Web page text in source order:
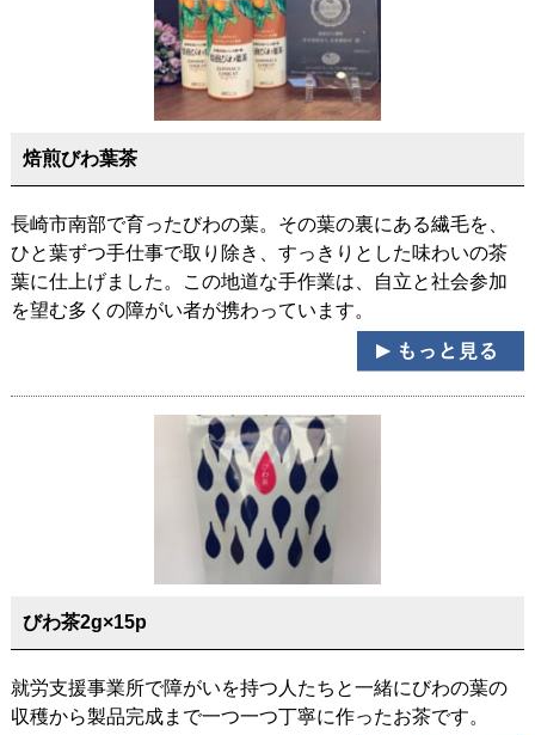
焙煎びわ葉茶
長崎市南部で育ったびわの葉。その葉の裏にある繊毛を、
ひと葉ずつ手仕事で取り除き、すっきりとした味わいの茶
葉に仕上げました。この地道な手作業は、自立と社会参加
を望む多くの障がい者が携わっています。
びわ茶2g×15p
就労支援事業所で障がいを持つ人たちと一緒にびわの葉の
収穫から製品完成まで一つ一つ丁寧に作ったお茶です。